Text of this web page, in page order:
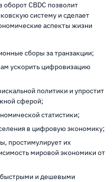
CBDC позволит
систему и сделает
аспекты жизни
сборы за транзакции;
ускорить цифровизацию
политики и упростит
сферой;
статистики;
в цифровую экономику;
простимулирует их
мировой экономики от
быстрыми и дешевыми